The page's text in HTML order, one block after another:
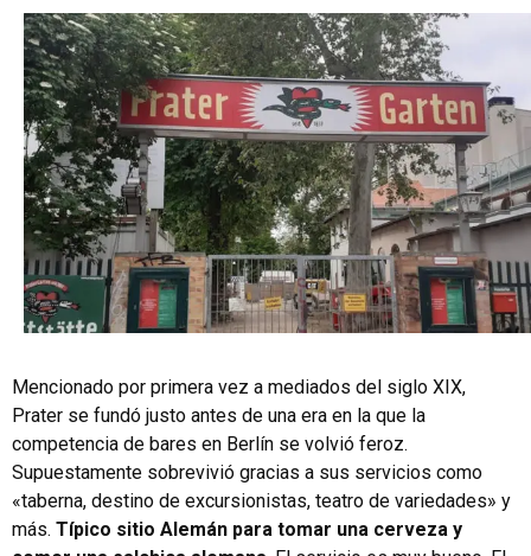
Mencionado por primera vez a mediados del siglo XIX,
Prater se fundó justo antes de una era en la que la
competencia de bares en Berlín se volvió feroz.
Supuestamente sobrevivió gracias a sus servicios como
«taberna, destino de excursionistas, teatro de variedades» y
más. Típico sitio Alemán para tomar una cerveza y